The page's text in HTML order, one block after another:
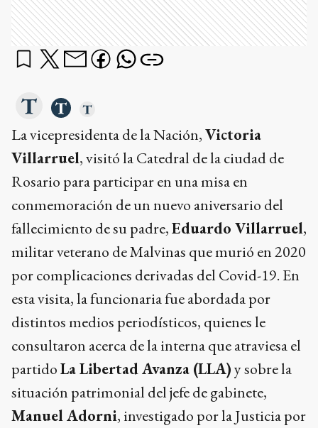
La vicepresidenta de la Nación,Victoria
Villarruel, visitó la Catedral de la ciudad de
Rosario para participar en una misa en
conmemoración de un nuevo aniversario del
fallecimiento de su padre,Eduardo Villarruel,
militar veterano de Malvinas que murió en 2020
por complicaciones derivadas del Covid-19. En
esta visita, la funcionaria fue abordada por
distintos medios periodísticos, quienes le
consultaron acerca de la interna que atraviesa el
partidoLa Libertad Avanza (LLA)y sobre la
situación patrimonial del jefe de gabinete,
Manuel Adorni, investigado por la Justicia por